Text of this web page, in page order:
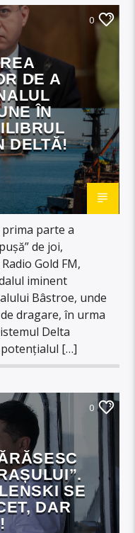
0
DE A
ÎN
DELTĂ!
parte a
de joi,
Gold FM,
iminent
Bâstroe, unde
dragare, în urma
Delta
[…]
0
SE
DAR